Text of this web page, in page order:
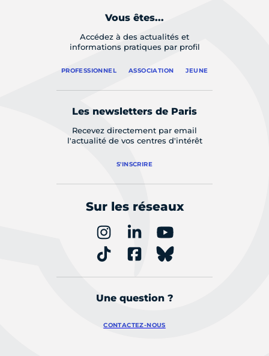
Vous êtes...
Accédez à des actualités et
informations pratiques par profil
PROFESSIONNEL ASSOCIATION JEUNE
Les newsletters de Paris
Recevez directement par email
l'actualité de vos centres d'intérêt
S'INSCRIRE
Sur les réseaux
Une question ?
CONTACTEZ-NOUS